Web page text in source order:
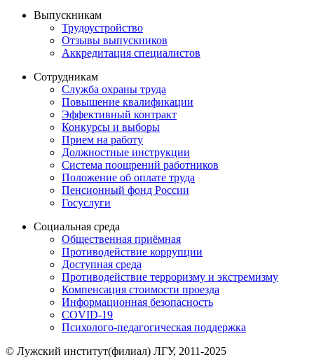
Выпускникам
Трудоустройство
Отзывы выпускников
Аккредитация специалистов
Сотрудникам
Служба охраны труда
Повышение квалификации
Эффективный контракт
Конкурсы и выборы
Прием на работу
Должностные инструкции
Система поощрений работников
Положение об оплате труда
Пенсионный фонд России
Госуслуги
Социальная среда
Общественная приёмная
Противодействие коррупции
Доступная среда
Противодействие терроризму и экстремизму
Компенсация стоимости проезда
Информационная безопасность
COVID-19
Психолого-педагогическая поддержка
© Лужский институт(филиал) ЛГУ, 2011-2025